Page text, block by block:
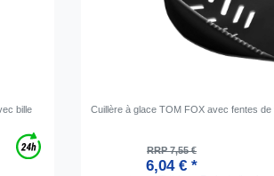
bille
Cuillère à glace TOM FOX avec fentes de
RRP 7,55 €
6,04 € *